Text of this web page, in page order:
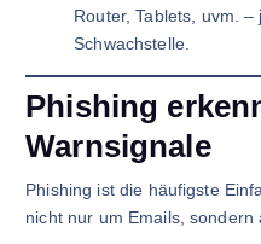
Router, Tablets, uvm.
Schwachstelle.
Phishing
Warnsignale
Phishing ist die häufigste
nicht nur um Emails, sondern